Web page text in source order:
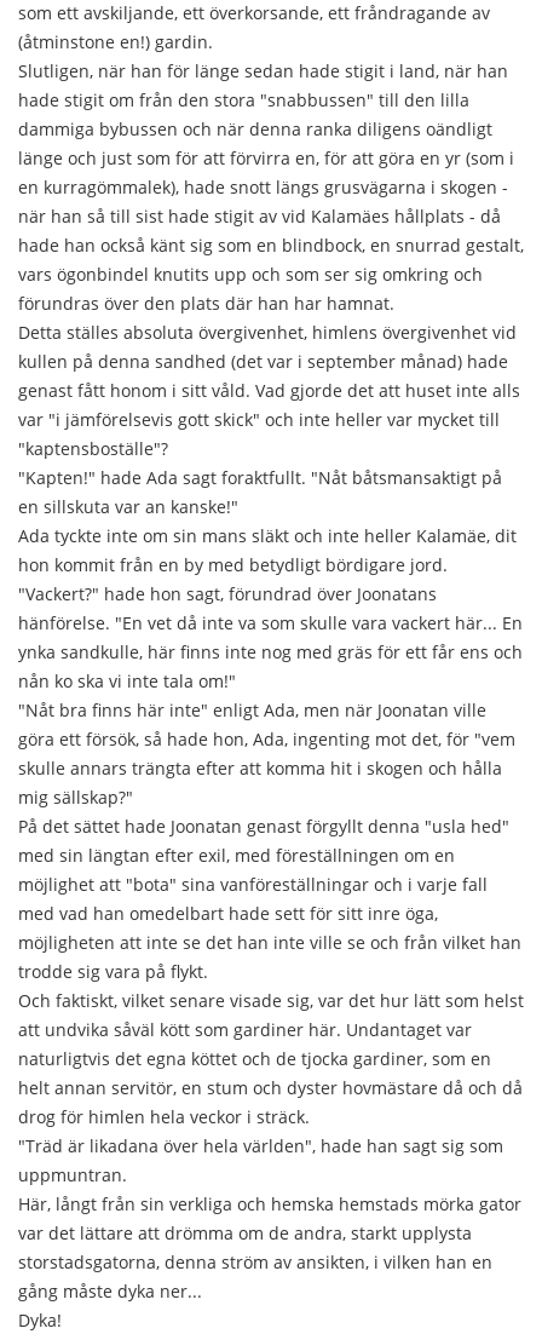
som ett avskiljande, ett överkorsande, ett fråndragande av
(åtminstone en!) gardin.
Slutligen, när han för länge sedan hade stigit i land, när han
hade stigit om från den stora "snabbussen" till den lilla
dammiga bybussen och när denna ranka diligens oändligt
länge och just som för att förvirra en, för att göra en yr (som i
en kurragömmalek), hade snott längs grusvägarna i skogen -
när han så till sist hade stigit av vid Kalamäes hållplats - då
hade han också känt sig som en blindbock, en snurrad gestalt,
vars ögonbindel knutits upp och som ser sig omkring och
förundras över den plats där han har hamnat.
Detta ställes absoluta övergivenhet, himlens övergivenhet vid
kullen på denna sandhed (det var i september månad) hade
genast fått honom i sitt våld. Vad gjorde det att huset inte alls
var "i jämförelsevis gott skick" och inte heller var mycket till
"kaptensboställe"?
"Kapten!" hade Ada sagt foraktfullt. "Nåt båtsmansaktigt på
en sillskuta var an kanske!"
Ada tyckte inte om sin mans släkt och inte heller Kalamäe, dit
hon kommit från en by med betydligt bördigare jord.
"Vackert?" hade hon sagt, förundrad över Joonatans
hänförelse. "En vet då inte va som skulle vara vackert här... En
ynka sandkulle, här finns inte nog med gräs för ett får ens och
nån ko ska vi inte tala om!"
"Nåt bra finns här inte" enligt Ada, men när Joonatan ville
göra ett försök, så hade hon, Ada, ingenting mot det, för "vem
skulle annars trängta efter att komma hit i skogen och hålla
mig sällskap?"
På det sättet hade Joonatan genast förgyllt denna "usla hed"
med sin längtan efter exil, med föreställningen om en
möjlighet att "bota" sina vanföreställningar och i varje fall
med vad han omedelbart hade sett för sitt inre öga,
möjligheten att inte se det han inte ville se och från vilket han
trodde sig vara på flykt.
Och faktiskt, vilket senare visade sig, var det hur lätt som helst
att undvika såväl kött som gardiner här. Undantaget var
naturligtvis det egna köttet och de tjocka gardiner, som en
helt annan servitör, en stum och dyster hovmästare då och då
drog för himlen hela veckor i sträck.
"Träd är likadana över hela världen", hade han sagt sig som
uppmuntran.
Här, långt från sin verkliga och hemska hemstads mörka gator
var det lättare att drömma om de andra, starkt upplysta
storstadsgatorna, denna ström av ansikten, i vilken han en
gång måste dyka ner...
Dyka!